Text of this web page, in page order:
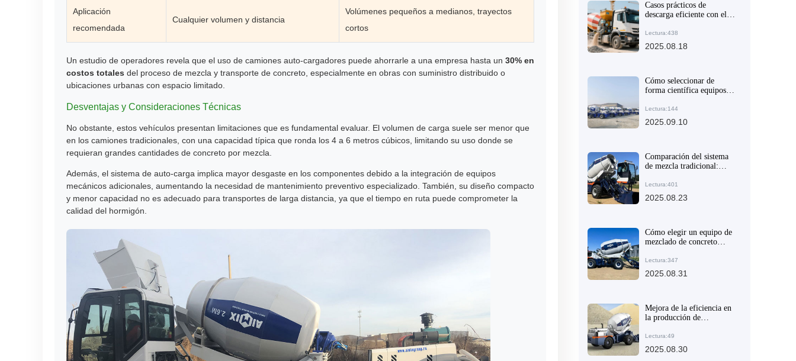
Aplicación
recomendada
Cualquier volumen y distancia
Volúmenes pequeños a medianos, trayectos
cortos
Un estudio de operadores revela que el uso de camiones auto-cargadores puede ahorrarle a una empresa hasta un 30% en
costos totales del proceso de mezcla y transporte de concreto, especialmente en obras con suministro distribuido o
ubicaciones urbanas con espacio limitado.
Desventajas y Consideraciones Técnicas
No obstante, estos vehículos presentan limitaciones que es fundamental evaluar. El volumen de carga suele ser menor que
en los camiones tradicionales, con una capacidad típica que ronda los 4 a 6 metros cúbicos, limitando su uso donde se
requieran grandes cantidades de concreto por mezcla.
Además, el sistema de auto-carga implica mayor desgaste en los componentes debido a la integración de equipos
mecánicos adicionales, aumentando la necesidad de mantenimiento preventivo especializado. También, su diseño compacto
y menor capacidad no es adecuado para transportes de larga distancia, ya que el tiempo en ruta puede comprometer la
calidad del hormigón.
Casos prácticos de
descarga eficiente con el
AS-4.0 en obras de
construcción y carreteras
Lectura:438
2025.08.18
Cómo seleccionar de
forma científica equipos
proyectos grandes y
medianos
Lectura:144
2025.09.10
Comparación del sistema
de mezcla tradicional:
de doble hélice en
camiones mezcladores con
Lectura:401
2025.08.23
Cómo elegir un equipo de
mezclado de concreto
según el tamaño del
proyecto: Guía técnica y
Lectura:347
2025.08.31
Mejora de la eficiencia en
la producción de
camiones mezcladores con
carga superior en
Lectura:49
2025.08.30